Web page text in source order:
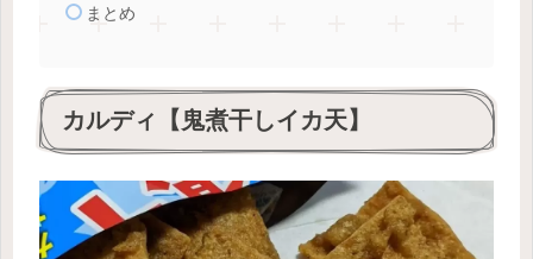
まとめ
カルディ【鬼煮干しイカ天】